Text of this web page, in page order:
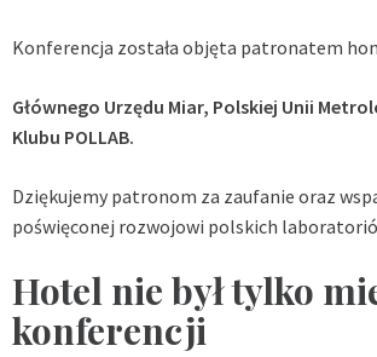
Konferencja została objęta patronatem
Głównego Urzędu Miar, Polskiej Unii
Klubu POLLAB.
Dziękujemy patronom za zaufanie oraz
poświęconej rozwojowi polskich
Hotel nie był tylko
konferencji